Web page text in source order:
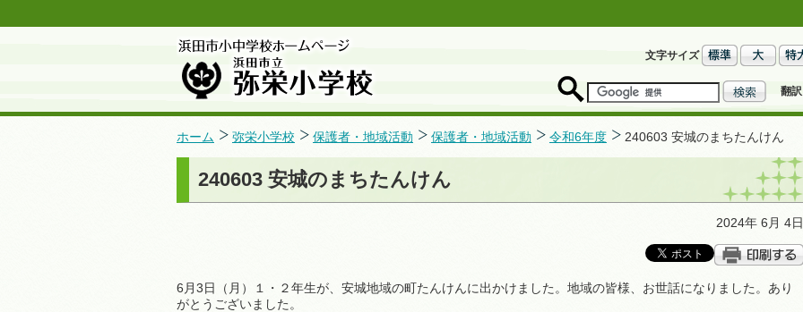
文字サイズ
翻訳
ホーム 弥栄小学校 保護者・地域活動 保護者・地域活動 令和6年度 240603 安城のまちたんけん
240603 安城のまちたんけん
2024年 6月 4日
6月3日（月）１・２年生が、安城地域の町たんけんに出かけました。地域の皆様、お世話になりました。あり
がとうございました。